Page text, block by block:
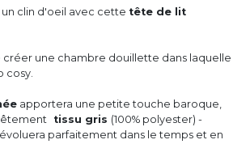
clin d'oeil avec cette tête de lit
créer une chambre douillette dans laquelle
cosy.
apportera une petite touche baroque,
tissu gris (100% polyester) -
parfaitement dans le temps et en